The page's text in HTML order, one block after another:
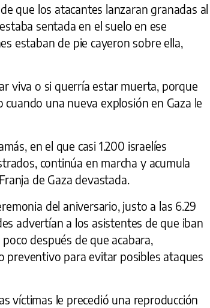
que los atacantes lanzaran granadas al
sentada en el suelo en ese
estaban de pie cayeron sobre ella,
viva o si querría estar muerta, porque
cuando una nueva explosión en Gaza le
en el que casi 1.200 israelíes
continúa en marcha y acumula
de Gaza devastada.
del aniversario, justo a las 6.29
advertían a los asistentes de que iban
después de que acabara,
preventivo para evitar posibles ataques
víctimas le precedió una reproducción